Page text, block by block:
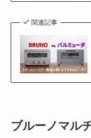
関連記事
ブルーノマル